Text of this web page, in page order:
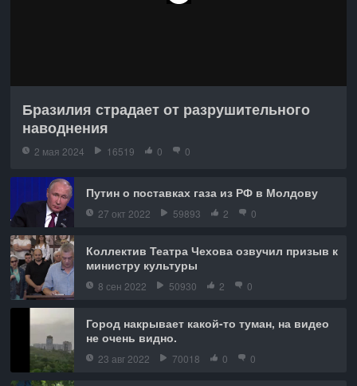
Бразилия страдает от разрушительного
наводнения
2 мая 2024 16519 0 0
Путин о поставках газа из РФ в Молдову
27 окт 2022 59893 2 0
Коллектив Театра Чехова озвучил призыв к
министру культуры
8 сен 2022 50930 2 0
Город накрывает какой-то туман, на видео
не очень видно.
23 авг 2022 70018 0 0